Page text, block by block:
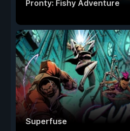
Pronty: Fishy Adventure
Superfuse